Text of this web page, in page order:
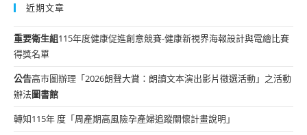
近期文章
重要衛生組115年度健康促進創意競賽-健康新視界海報設計與電繪比賽
得獎名單
公告高市圖辦理「2026朗聲大賞：朗讀文本演出影片徵選活動」之活動
辦法圖書館
轉知115年 度「周產期高風險孕產婦追蹤關懷計畫說明」